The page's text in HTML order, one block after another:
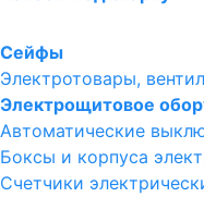
Сейфы
Электротовары,
Электрощитовое
Автоматические
Боксы и корпуса
Счетчики